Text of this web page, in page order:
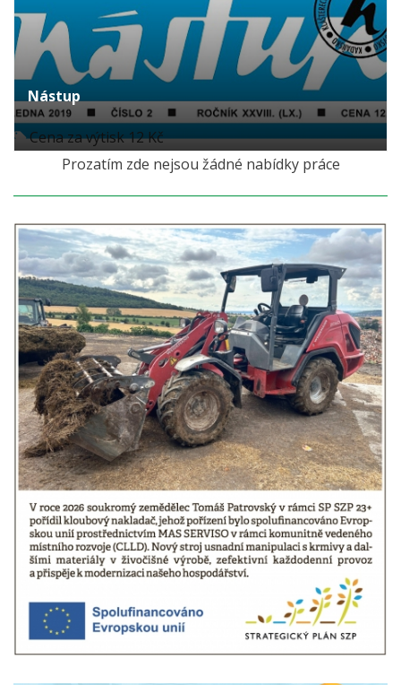
Nástup
Cena za výtisk 12 Kč
Prozatím zde nejsou žádné nabídky práce